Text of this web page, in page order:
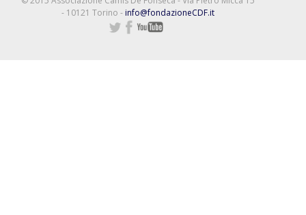
- 10121 Torino - info@fondazioneCDF.it